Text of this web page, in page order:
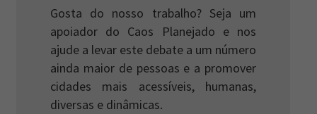
Gosta do nosso trabalho? Seja um
apoiador do Caos Planejado e nos
ajude a levar este debate a um número
ainda maior de pessoas e a promover
cidades mais acessíveis, humanas,
diversas e dinâmicas.